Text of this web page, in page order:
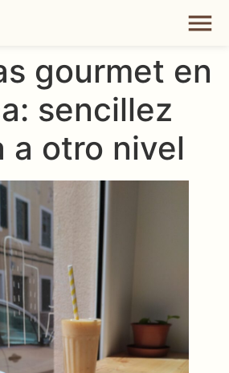
gourmet en
sencillez
a otro nivel